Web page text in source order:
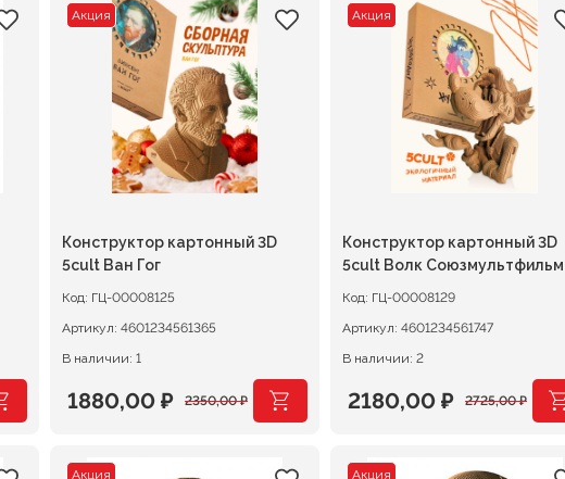
Акция
Конструктор картонный 3D
5cult Ван Гог
Код: ГЦ-00008125
Артикул: 4601234561365
В наличии: 1
2350,00₽
Первоначальная
1880,00 ₽
Текущая
Акция
Конструктор картонный 3D
5cult Волк Союзмультфильм
Код: ГЦ-00008129
Артикул: 4601234561747
В наличии: 2
2725,00₽
Первоначальная
2180,00 ₽
Текущая
Акция Акция